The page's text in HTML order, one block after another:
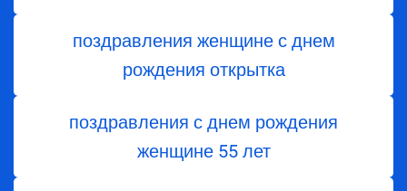
поздравления женщине с днем
рождения открытка
поздравления с днем ​​рождения
женщине 55 лет